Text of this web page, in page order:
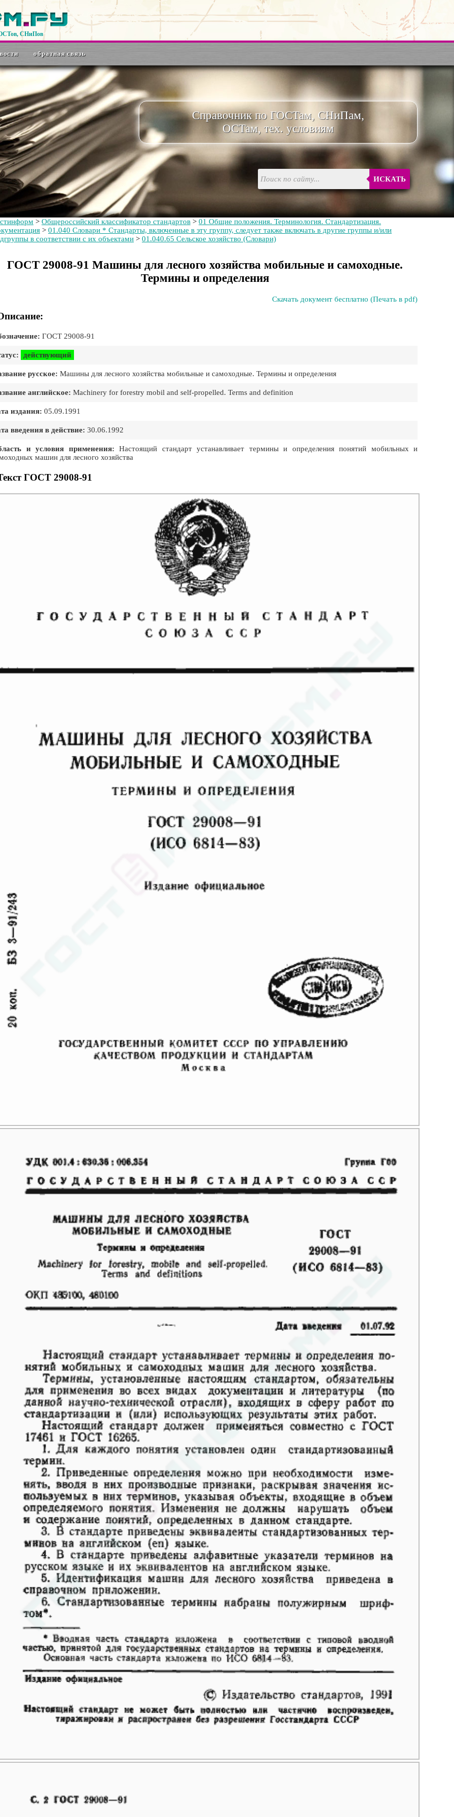
СНиПов
обратная связь
Справочник по ГОСТам, СНиПам,
ОСТам, тех. условиям
ИСКАТЬ
> Общероссийский классификатор стандартов > 01 Общие положения. Терминология. Стандартизация.
> 01.040 Словари * Стандарты, включенные в эту группу, следует также включать в другие группы и/или
в соответствии с их объектами > 01.040.65 Сельское хозяйство (Словари)
ГОСТ 29008-91 Машины для лесного хозяйства мобильные и самоходные.
Термины и определения
Скачать документ бесплатно (Печать в pdf)
ГОСТ 29008-91
действующий
русское: Машины для лесного хозяйства мобильные и самоходные. Термины и определения
английское: Machinery for forestry mobil and self-propelled. Terms and definition
издания: 05.09.1991
введения в действие: 30.06.1992
и условия применения: Настоящий стандарт устанавливает термины и определения понятий мобильных и
машин для лесного хозяйства
ГОСТ 29008-91